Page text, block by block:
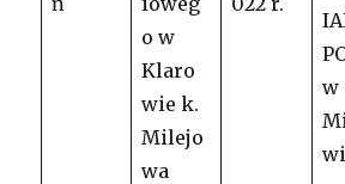
o w
Klaro
wie k.
Milejo
wa
w